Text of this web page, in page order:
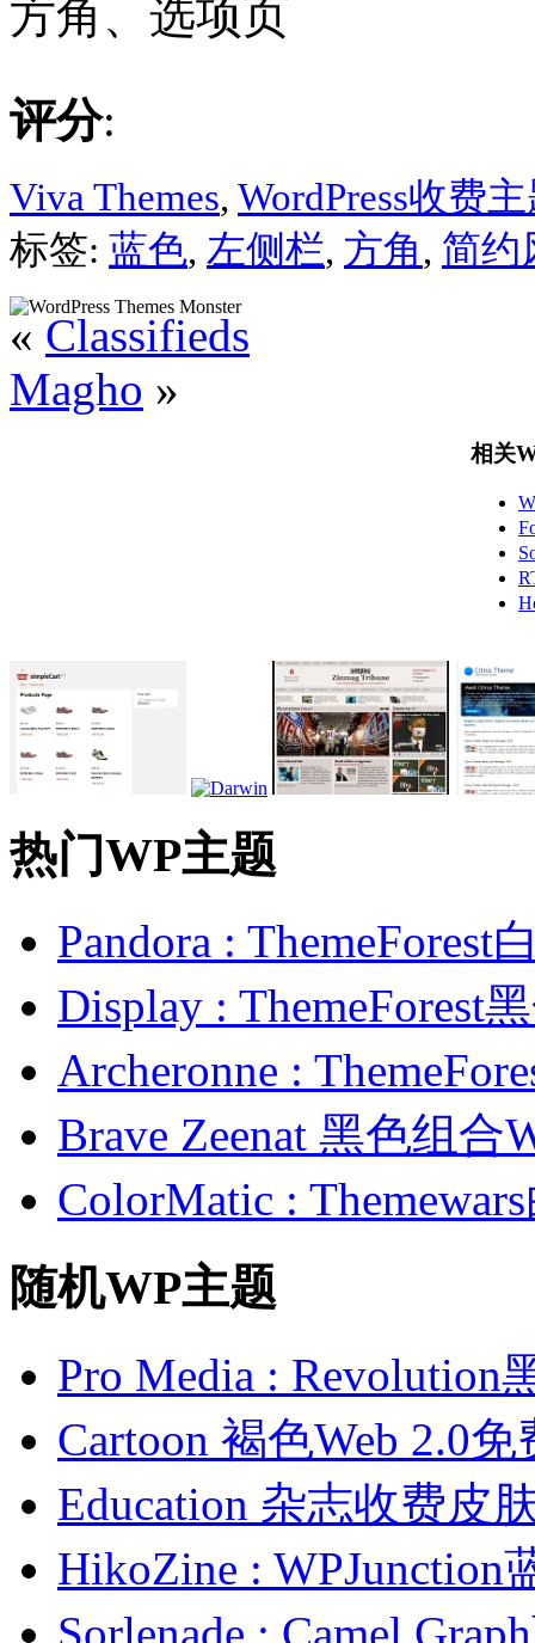
方角、选项页
评分:
Viva Themes, WordPress收费
标签: 蓝色, 左侧栏, 方角, 简约
« Classifieds
Magho »
相关
热门WP主题
Pandora : ThemeForest
Display : ThemeForest
Archeronne :
Brave Zeenat 黑色组合
ColorMatic :
随机WP主题
Pro Media : Revolution
Cartoon 褐色Web 2.0
Education 杂志收费皮
HikoZine : WPJunction
Sorlenade : Camel